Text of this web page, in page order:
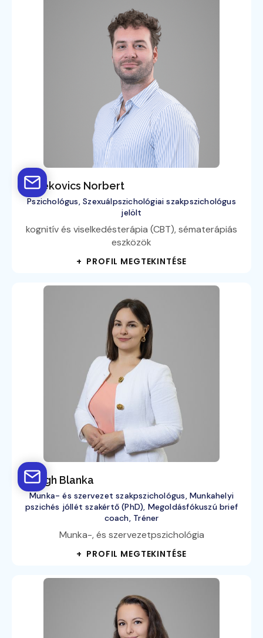
Bedekovics Norbert
Pszichológus, Szexuálpszichológiai szakpszichológus
jelölt
kognitív és viselkedésterápia (CBT), sématerápiás
eszközök
+ PROFIL MEGTEKINTÉSE
Balogh Blanka
Munka- és szervezet szakpszichológus, Munkahelyi
pszichés jóllét szakértő (PhD), Megoldásfókuszú brief
coach, Tréner
Munka-, és szervezetpszichológia
+ PROFIL MEGTEKINTÉSE